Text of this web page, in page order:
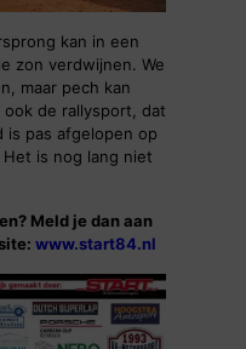
kan in een
zon verdwijnen. We
maar pech kan
de rallysport, dat
is pas afgelopen op
is nog lang niet
Meld je dan aan
www.start84.nl